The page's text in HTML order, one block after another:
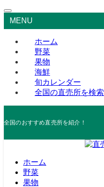
MENU
ホーム
野菜
果物
海鮮
旬カレンダー
全国の直売所を検索
全国のおすすめ直売所を紹介！
ホーム
野菜
果物